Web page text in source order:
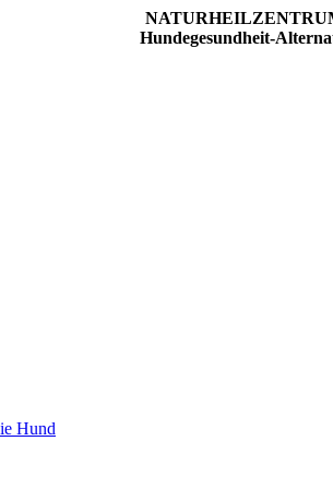
Hundegesundheit-
Hund